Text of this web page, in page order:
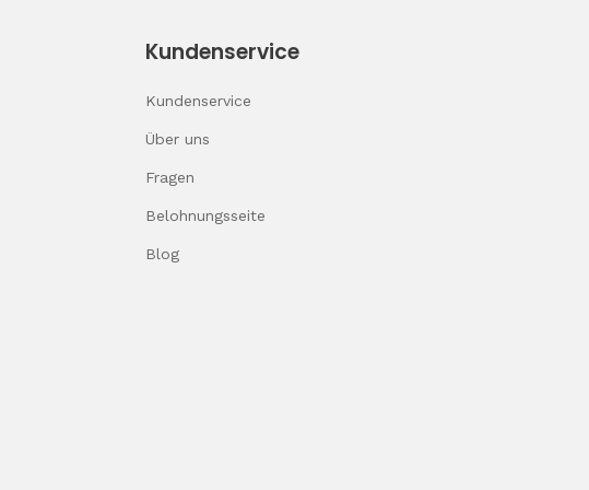
Kundenservice
Kundenservice
Über uns
Fragen
Belohnungsseite
Blog